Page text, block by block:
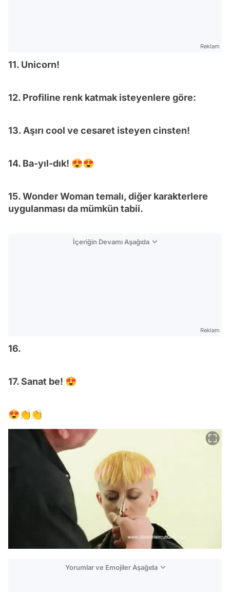
Reklam
11. Unicorn!
12. Profiline renk katmak isteyenlere göre:
13. Aşırı cool ve cesaret isteyen cinsten!
14. Ba-yıl-dık! 😍😍
15. Wonder Woman temalı, diğer karakterlere
uygulanması da mümkün tabii.
İçeriğin Devamı Aşağıda
Reklam
16.
17. Sanat be! 😍
😍👏👏
Yorumlar ve Emojiler Aşağıda